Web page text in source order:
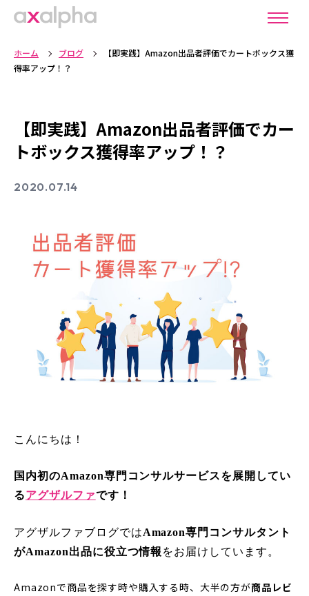
ホーム ブログ
【即実践】Amazon出品者評価でカートボックス獲
得率アップ！？
【即実践】Amazon出品者評価でカー
トボックス獲得率アップ！？
2020.07.14
こんにちは！
国内初のAmazon専門コンサルサービスを展開してい
るアグザルファです！
アグザルファブログではAmazon専門コンサルタント
がAmazon出品に役立つ情報 をお届けしています。
Amazonで商品を探す時や購入する時、大半の方が商品レビ